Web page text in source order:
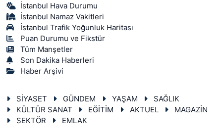
İstanbul Hava Durumu
İstanbul Namaz Vakitleri
İstanbul Trafik Yoğunluk Haritası
Puan Durumu ve Fikstür
Tüm Manşetler
Son Dakika Haberleri
Haber Arşivi
SİYASET GÜNDEM YAŞAM
SAĞLIK
KÜLTÜR SANAT
EĞİTİM AKTUEL
MAGAZİN
SEKTÖR
EMLAK